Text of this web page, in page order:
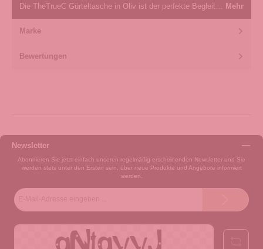
Die TheTrueC Gürteltasche in Oliv ist der perfekte Begleit…
Mehr
Marke
Bewertungen
Newsletter
Abonnieren Sie jetzt einfach unseren regelmäßig erscheinenden Newsletter und Sie
werden stets unter den Ersten sein, über neue Produkte und Angebote informiert
werden.